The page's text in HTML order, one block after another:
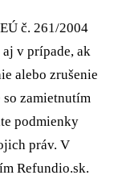
č. 261/2004
v prípade, ak
alebo zrušenie
so zamietnutím
podmienky
práv. V
Refundio.sk.